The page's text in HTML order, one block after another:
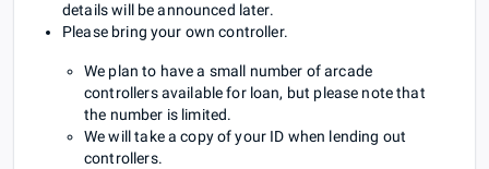
details will be announced later.
Please bring your own controller.
We plan to have a small number of arcade
controllers available for loan, but please note that
the number is limited.
We will take a copy of your ID when lending out
controllers.